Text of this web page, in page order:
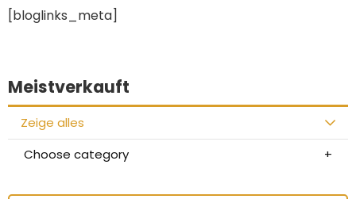
[bloglinks_meta]
Meistverkauft
Zeige alles
Choose category